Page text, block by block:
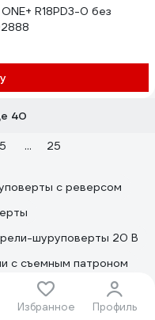
Избранное Профиль
R18PD3-0 без
40
5 ...
25
с реверсом
шуруповерты 20 В
с съемным патроном
Makita